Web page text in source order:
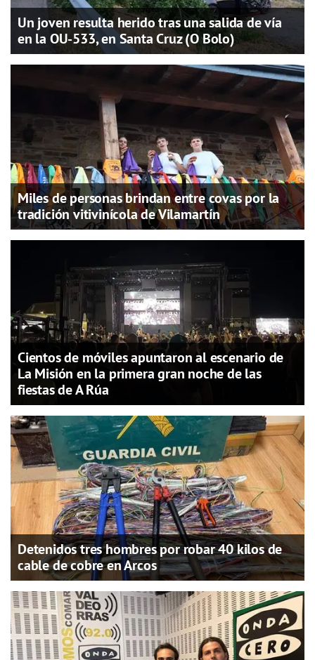
Un joven resulta herido tras una salida de vía
en la OU-533, en Santa Cruz (O Bolo)
Miles de personas brindan entre covas por la
tradición vitivinícola de Vilamartín
Cientos de móviles apuntaron al escenario de
La Misión en la primera gran noche de las
fiestas de A Rúa
Detenidos tres hombres por robar 40 kilos de
cable de cobre en Arcos